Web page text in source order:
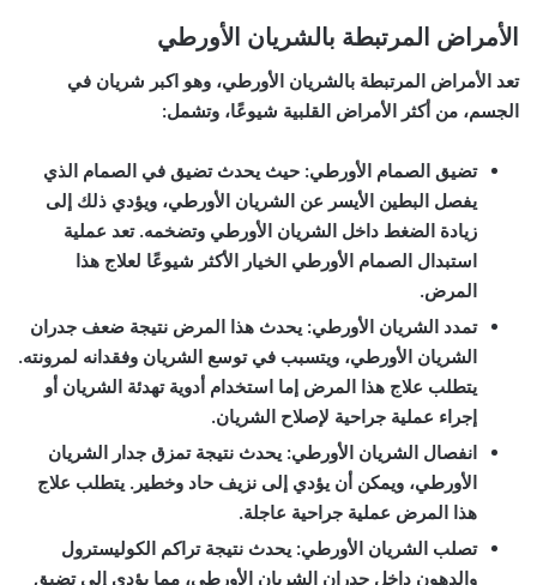
الأمراض المرتبطة بالشريان الأورطي
تعد الأمراض المرتبطة بالشريان الأورطي، وهو اكبر شريان في
الجسم، من أكثر الأمراض القلبية شيوعًا، وتشمل:
تضيق الصمام الأورطي: حيث يحدث تضيق في الصمام الذي
يفصل البطين الأيسر عن الشريان الأورطي، ويؤدي ذلك إلى
زيادة الضغط داخل الشريان الأورطي وتضخمه. تعد عملية
استبدال الصمام الأورطي الخيار الأكثر شيوعًا لعلاج هذا
المرض.
تمدد الشريان الأورطي: يحدث هذا المرض نتيجة ضعف جدران
الشريان الأورطي، ويتسبب في توسع الشريان وفقدانه لمرونته.
يتطلب علاج هذا المرض إما استخدام أدوية تهدئة الشريان أو
إجراء عملية جراحية لإصلاح الشريان.
انفصال الشريان الأورطي: يحدث نتيجة تمزق جدار الشريان
الأورطي، ويمكن أن يؤدي إلى نزيف حاد وخطير. يتطلب علاج
هذا المرض عملية جراحية عاجلة.
تصلب الشريان الأورطي: يحدث نتيجة تراكم الكوليسترول
والدهون داخل جدران الشريان الأورطي، مما يؤدي إلى تضيق